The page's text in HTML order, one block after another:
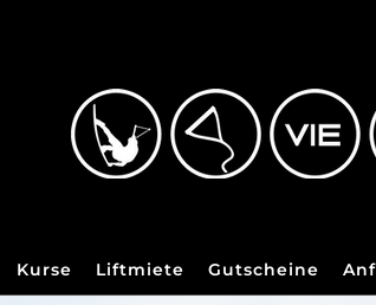
Kurse Liftmiete Gutscheine